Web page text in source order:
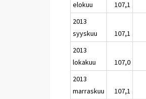
elokuu
107,1
2013
syyskuu
107,1
2013
lokakuu
107,0
2013
marraskuu
107,1